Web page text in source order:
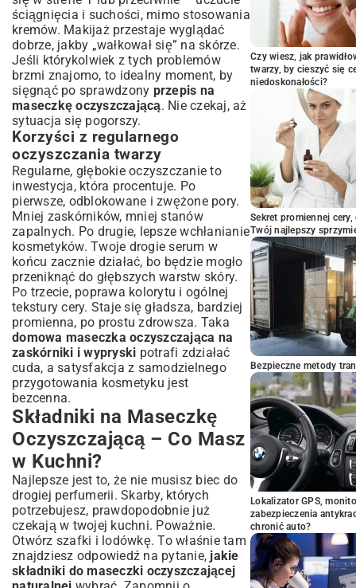
Jak często używać maseczek
oczyszczających?
Czego unikać podczas domowej
pielęgnacji?
Podsumowanie: Ciesz się Zdrową i
Promienną Cerą
ściągnięcia i suchości, mimo stosowania
kremów. Makijaż przestaje wyglądać
dobrze, jakby „wałkował się” na skórze.
Jeśli którykolwiek z tych problemów
brzmi znajomo, to idealny moment, by
sięgnąć po sprawdzony przepis na
maseczkę oczyszczającą. Nie czekaj, aż
sytuacja się pogorszy.
Korzyści z regularnego
oczyszczania twarzy
Regularne, głębokie oczyszczanie to
inwestycja, która procentuje. Po
pierwsze, odblokowane i zwężone pory.
Mniej zaskórników, mniej stanów
zapalnych. Po drugie, lepsze wchłanianie
kosmetyków. Twoje drogie serum w
końcu zacznie działać, bo będzie mogło
przeniknąć do głębszych warstw skóry.
Po trzecie, poprawa kolorytu i ogólnej
tekstury cery. Staje się gładsza, bardziej
promienna, po prostu zdrowsza. Taka
domowa maseczka oczyszczająca na
zaskórniki i wypryski potrafi zdziałać
cuda, a satysfakcja z samodzielnego
przygotowania kosmetyku jest
bezcenna.
Składniki na Maseczkę
Oczyszczającą – Co Masz
w Kuchni?
Najlepsze jest to, że nie musisz biec do
drogiej perfumerii. Skarby, których
potrzebujesz, prawdopodobnie już
czekają w twojej kuchni. Poważnie.
Otwórz szafki i lodówkę. To właśnie tam
znajdziesz odpowiedź na pytanie, jakie
składniki do maseczki oczyszczającej
Czy wiesz, jak
twarzy, by cieszyć się
niedoskonałości?
Sekret promiennej
Twój najlepszy
Bezpieczne metody
Lokalizator GPS,
zabezpieczenia
chronić auto?